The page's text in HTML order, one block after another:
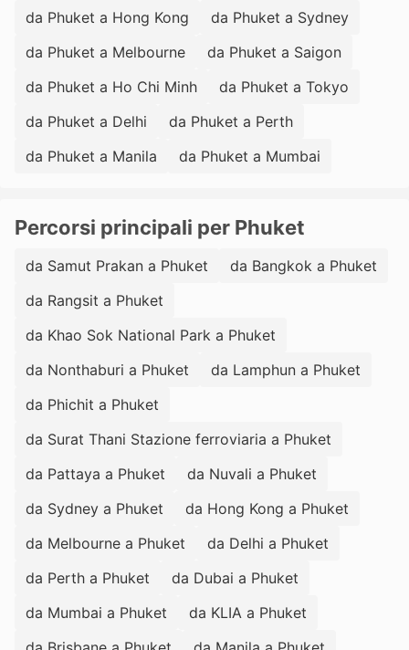
da Phuket a Hong Kong
da Phuket a Sydney
da Phuket a Melbourne
da Phuket a Saigon
da Phuket a Ho Chi Minh
da Phuket a Tokyo
da Phuket a Delhi
da Phuket a Perth
da Phuket a Manila
da Phuket a Mumbai
Percorsi principali per Phuket
da Samut Prakan a Phuket
da Bangkok a Phuket
da Rangsit a Phuket
da Khao Sok National Park a Phuket
da Nonthaburi a Phuket
da Lamphun a Phuket
da Phichit a Phuket
da Surat Thani Stazione ferroviaria a Phuket
da Pattaya a Phuket
da Nuvali a Phuket
da Sydney a Phuket
da Hong Kong a Phuket
da Melbourne a Phuket
da Delhi a Phuket
da Perth a Phuket
da Dubai a Phuket
da Mumbai a Phuket
da KLIA a Phuket